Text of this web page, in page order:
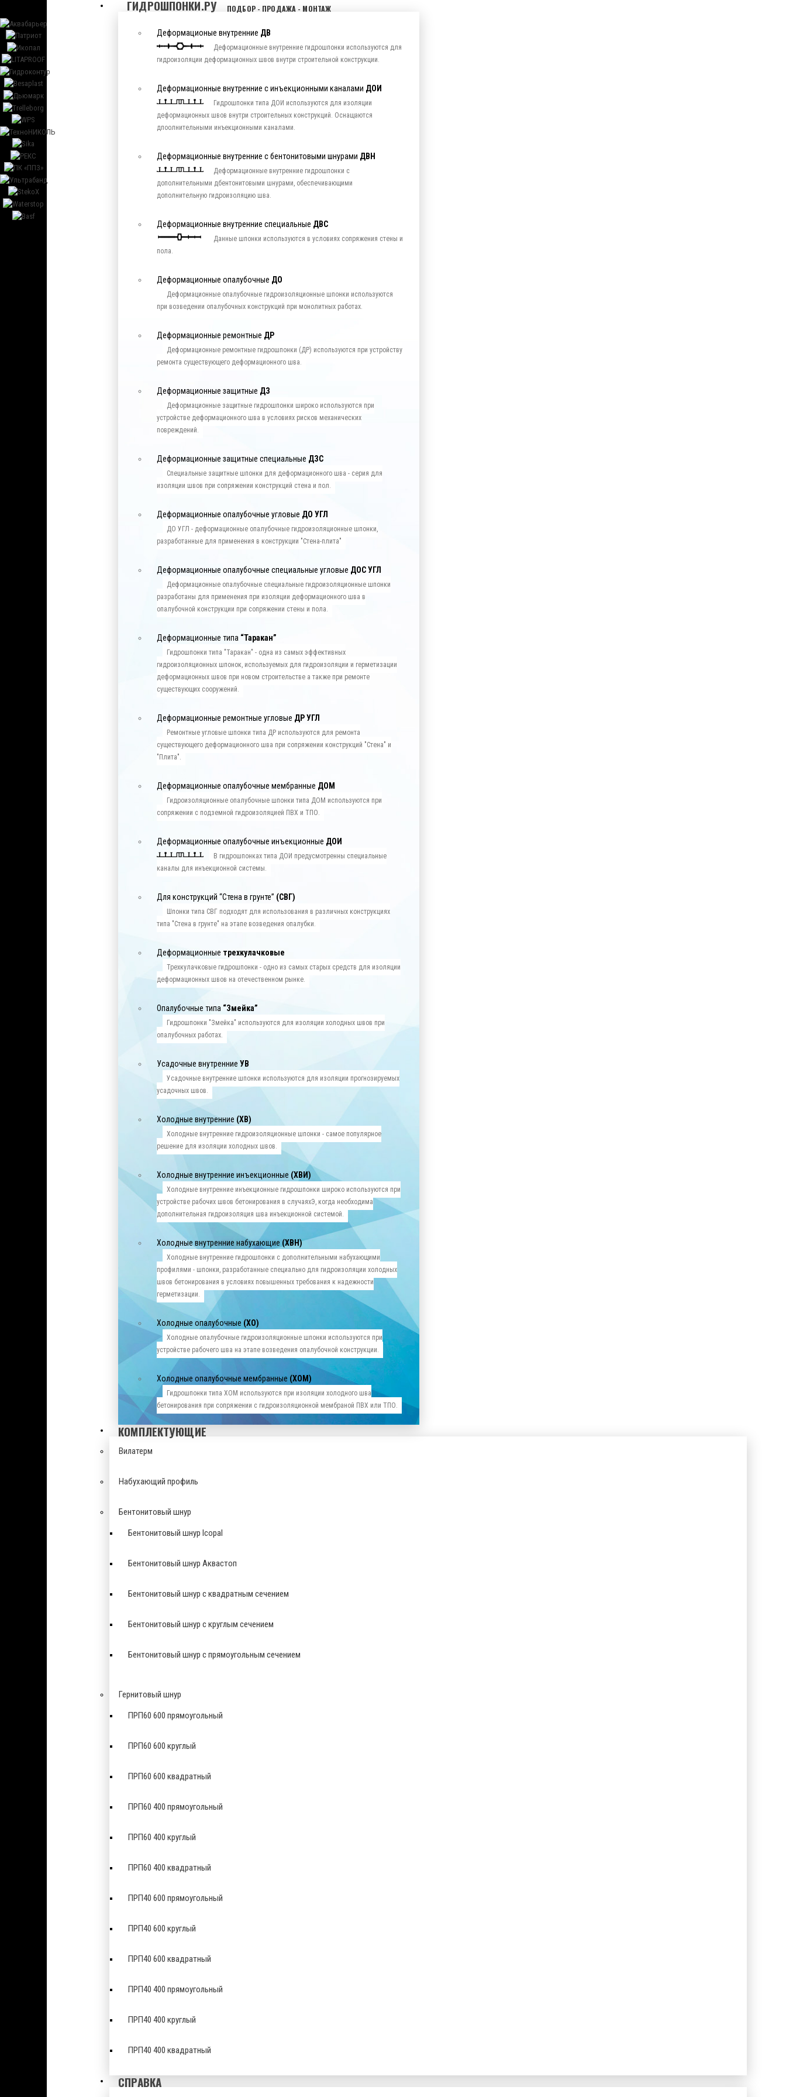
ГИДРОШПОНКИ.РУ ПОДБОР - ПРОДАЖА - МОНТАЖ
Деформационые внутренние ДВ
Деформационные внутренние гидрошпонки используются для
гидроизоляции деформационных швов внутри строительной конструкции.
Деформационные внутренние с инъекционными каналами ДОИ
Гидрошпонки типа ДОИ используются для изоляции
деформационных швов внутри строительных конструкций. Оснащаются
дпоолнительными инъекционными каналами.
Деформационные внутренние с бентонитовыми шнурами ДВН
Деформационные внутренние гидрошпонки с
дополнительными дбентонитовыми шнурами, обеспечивающими
дополнительную гидроизоляцию шва.
Деформационные внутренние специальные ДВС
Данные шпонки используются в условиях сопряжения стены и
пола.
Деформационные опалубочные ДО
Деформационные опалубочные гидроизоляционные шпонки используются
при возведении опалубочных конструкций при монолитных работах.
Деформационные ремонтные ДР
Деформационные ремонтные гидрошпонки (ДР) используются при устройству
ремонта существующего деформационного шва.
Деформационные защитные ДЗ
Деформационные защитные гидрошпонки широко используются при
устройстве деформационного шва в условиях рисков механических
повреждений.
Деформационные защитные специальные ДЗС
Специальные защитные шпонки для деформационного шва - серия для
изоляции швов при сопряжении конструкций стена и пол.
Деформационные опалубочные угловые ДО УГЛ
ДО УГЛ - деформационные опалубочные гидроизоляционные шпонки,
разработанные для применения в конструкции "Стена-плита"
Деформационные опалубочные специальные угловые ДОС УГЛ
Деформационные опалубочные специальные гидроизоляционные шпонки
разработаны для применения при изоляции деформационного шва в
опалубочной конструкции при сопряжении стены и пола.
Деформационные типа “Таракан”
Гидрошпонки типа "Таракан" - одна из самых эффективных
гидроизоляционных шпонок, используемых для гидроизоляции и герметизации
деформационных швов при новом строительстве а также при ремонте
существующих сооружений.
Деформационные ремонтные угловые ДР УГЛ
Ремонтные угловые шпонки типа ДР используются для ремонта
существующего деформационного шва при сопряжении конструкций "Стена" и
"Плита".
Деформационные опалубочные мембранные ДОМ
Гидроизоляционные опалубочные шпонки типа ДОМ используются при
сопряжении с подземной гидроизоляцией ПВХ и ТПО.
Деформационные опалубочные инъекционные ДОИ
В гидрошпонках типа ДОИ предусмотренны специальные
каналы для инъекционной системы.
Для конструкций “Стена в грунте” (СВГ)
Шпонки типа СВГ подходят для использования в различных конструкциях
типа "Стена в грунте" на этапе возведения опалубки.
Деформационные трехкулачковые
Трехкулачковые гидрошпонки - одно из самых старых средств для изоляции
деформационных швов на отечественном рынке.
Опалубочные типа “Змейка”
Гидрошпонки "Змейка" используются для изоляции холодных швов при
опалубочных работах.
Усадочные внутренниеУВ
Усадочные внутренние шпонки используются для изоляции прогнозируемых
усадочных швов.
Холодные внутренние (ХВ)
Холодные внутренние гидроизоляционные шпонки - самое популярное
решение для изоляции холодных швов.
Холодные внутренние инъекционные (ХВИ)
Холодные внутренние инъекционные гидрошпонки широко используются при
устройстве рабочих швов бетонирования в случаяхЭ, когда необходима
дополнительная гидроизоляция шва инъекционной системой.
Холодные внутренние набухающие (ХВН)
Холодные внутренние гидрошпонки с дополнительными набухающими
профилями - шпонки, разработанные специально для гидроизоляции холодных
швов бетонирования в условиях повышенных требования к надежности
герметизации.
Холодные опалубочные (ХО)
Холодные опалубочные гидроизоляционные шпонки используются при
устройстве рабочего шва на этапе возведения опалубочной конструкции.
Холодные опалубочные мембранные (ХОМ)
Гидрошпонки типа ХОМ используются при изоляции холодного шва
бетонирования при сопряжении с гидроизоляционной мембраной ПВХ или ТПО.
КОМПЛЕКТУЮЩИЕ
Вилатерм
Набухающий профиль
Бентонитовый шнур
Бентонитовый шнур Icopal
Бентонитовый шнур Аквастоп
Бентонитовый шнур с квадратным сечением
Бентонитовый шнур с круглым сечением
Бентонитовый шнур с прямоугольным сечением
Гернитовый шнур
ПРП60 600 прямоугольный
ПРП60 600 круглый
ПРП60 600 квадратный
ПРП60 400 прямоугольный
ПРП60 400 круглый
ПРП60 400 квадратный
ПРП40 600 прямоугольный
ПРП40 600 круглый
ПРП40 600 квадратный
ПРП40 400 прямоугольный
ПРП40 400 круглый
ПРП40 400 квадратный
СПРАВКА